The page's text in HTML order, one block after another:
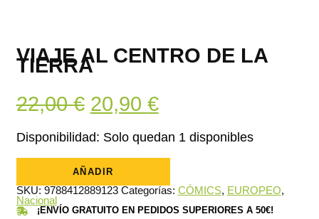
VIAJE AL CENTRO DE LA
TIERRA
22,00€ El
precio
original
era:
22,00 €.
20,90 €El
precio
actual
es:
20,90 €.
Disponibilidad: Solo quedan 1 disponibles
De
La
Tierra
AÑADIR
SKU: 9788412889123 Categorías: CÓMICS, EUROPEO,
Nacional
¡ENVÍO GRATUITO EN PEDIDOS SUPERIORES A 50€!